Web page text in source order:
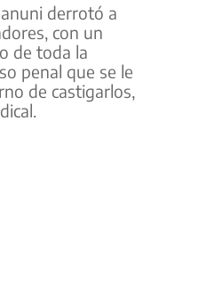
derrotó a
con un
de toda la
penal que se le
de castigarlos,